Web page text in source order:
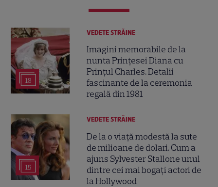
18
VEDETE STRĂINE
Imagini memorabile de la
nunta Prințesei Diana cu
Prințul Charles. Detalii
fascinante de la ceremonia
regală din 1981
15
VEDETE STRĂINE
De la o viață modestă la sute
de milioane de dolari. Cum a
ajuns Sylvester Stallone unul
dintre cei mai bogați actori de
la Hollywood